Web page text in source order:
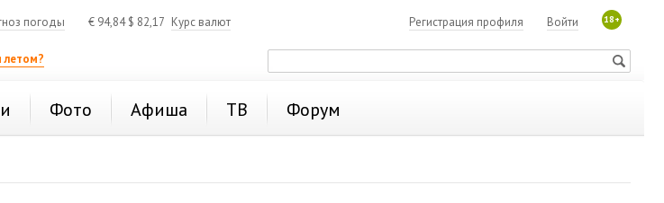
погоды € 94,84$ 82,17 Курс валют 18+
Войти
Регистрация профиля
летом?
Фото Афиша ТВ Форум